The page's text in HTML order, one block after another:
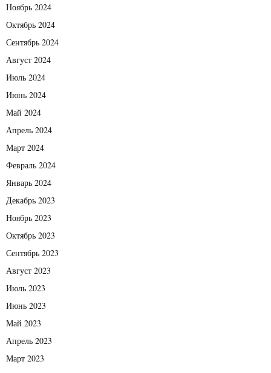
Ноябрь 2024
Октябрь 2024
Сентябрь 2024
Август 2024
Июль 2024
Июнь 2024
Май 2024
Апрель 2024
Март 2024
Февраль 2024
Январь 2024
Декабрь 2023
Ноябрь 2023
Октябрь 2023
Сентябрь 2023
Август 2023
Июль 2023
Июнь 2023
Май 2023
Апрель 2023
Март 2023